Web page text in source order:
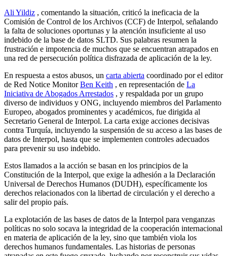
Ali Yildiz , comentando la situación, criticó la ineficacia de la
Comisión de Control de los Archivos (CCF) de Interpol, señalando
la falta de soluciones oportunas y la atención insuficiente al uso
indebido de la base de datos SLTD. Sus palabras resumen la
frustración e impotencia de muchos que se encuentran atrapados en
una red de persecución política disfrazada de aplicación de la ley.
En respuesta a estos abusos, un carta abierta coordinado por el editor
de Red Notice MonitorBen Keith , en representación de La
Iniciativa de Abogados Arrestados , y respaldada por un grupo
diverso de individuos y ONG, incluyendo miembros del Parlamento
Europeo, abogados prominentes y académicos, fue dirigida al
Secretario General de Interpol. La carta exige acciones decisivas
contra Turquía, incluyendo la suspensión de su acceso a las bases de
datos de Interpol, hasta que se implementen controles adecuados
para prevenir su uso indebido.
Estos llamados a la acción se basan en los principios de la
Constitución de la Interpol, que exige la adhesión a la Declaración
Universal de Derechos Humanos (DUDH), específicamente los
derechos relacionados con la libertad de circulación y el derecho a
salir del propio país.
La explotación de las bases de datos de la Interpol para venganzas
políticas no solo socava la integridad de la cooperación internacional
en materia de aplicación de la ley, sino que también viola los
derechos humanos fundamentales. Las historias de personas